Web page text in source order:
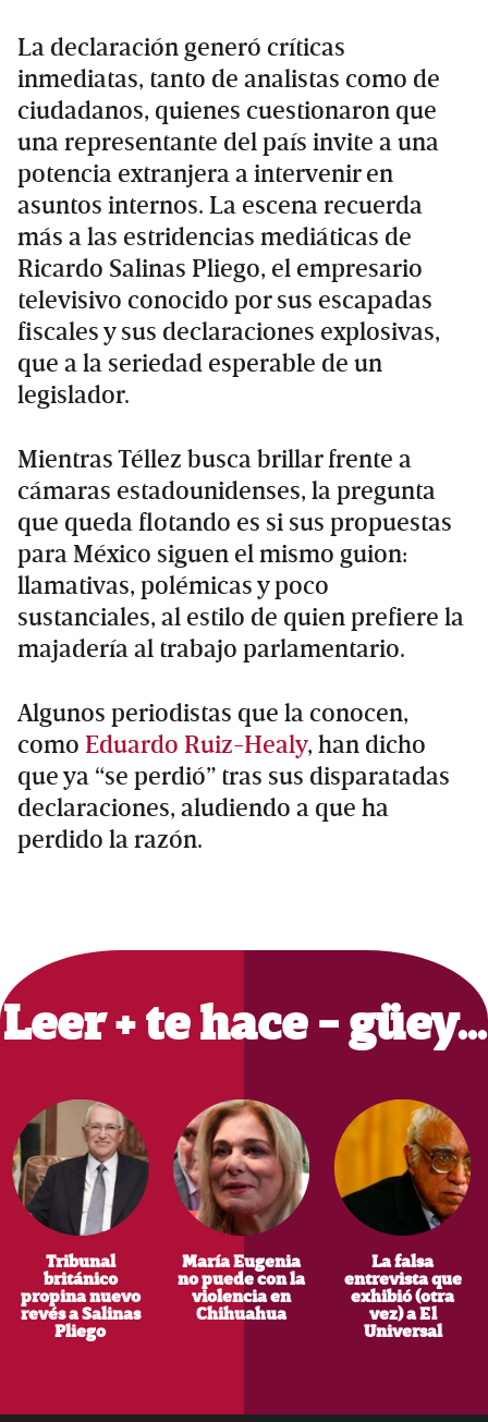
La declaración generó críticas
inmediatas, tanto de analistas como de
ciudadanos, quienes cuestionaron que
una representante del país invite a una
potencia extranjera a intervenir en
asuntos internos. La escena recuerda
más a las estridencias mediáticas de
Ricardo Salinas Pliego, el empresario
televisivo conocido por sus escapadas
fiscales y sus declaraciones explosivas,
que a la seriedad esperable de un
legislador.
Mientras Téllez busca brillar frente a
cámaras estadounidenses, la pregunta
que queda flotando es si sus propuestas
para México siguen el mismo guion:
llamativas, polémicas y poco
sustanciales, al estilo de quien prefiere la
majadería al trabajo parlamentario.
Algunos periodistas que la conocen,
como Eduardo Ruiz-Healy, han dicho
que ya “se perdió” tras sus disparatadas
declaraciones, aludiendo a que ha
perdido la razón.
Primary
Sidebar
Leer + te hace - güey…
Tribunal
británico
propina nuevo
revés a Salinas
Pliego
María Eugenia
no puede con la
violencia en
Chihuahua
La falsa
entrevista que
exhibió (otra
vez) a El
Universal